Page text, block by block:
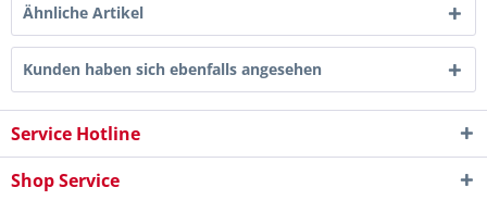
Ähnliche Artikel
Kunden haben sich ebenfalls angesehen
Service Hotline
Shop Service